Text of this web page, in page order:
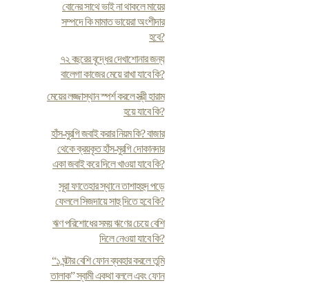
বোনের সাথে ভাই না থাকলে মায়ের
সম্পদে কি মামাত ভায়েরা অংশীদার
হবে?
৭২ বছরের বৃদ্ধের দেখাশোনার জন্য
বালেগা কাজের মেয়ে রাখা যাবে কি?
মেয়ের লজ্জাস্থান স্পর্শ করলে স্ত্রী হারাম
হয়ে যাবে কি?
হাঁস-মুরগি জবাই করার নিয়ম কি? বাজার
থেকে ক্রয়কৃত হাঁস-মুরগি দোকানদার
একা জবাই করে দিলে খাওয়া যাবে কি?
সূরা ফাতেহার স্থানে তাশাহহুদ পড়ে
ফেললে সিজদায়ে সাহু দিতে হবে কি?
ঋণ পরিশোধের সময় ঋণের চেয়ে বেশি
দিলে নেওয়া যাবে কি?
“১ ঘন্টার বেশি ফোন ব্যবহার করলে তুমি
তালাক” স্বামী একথা বললে এবং ফোন